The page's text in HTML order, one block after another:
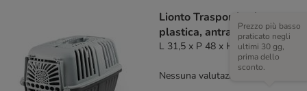
Lionto Trasportino in
plastica, antracite
L 31,5 x P 48 x H 33 cm
Prezzo più basso
praticato negli
ultimi 30 gg,
prima dello
sconto.
Nessuna valutazione